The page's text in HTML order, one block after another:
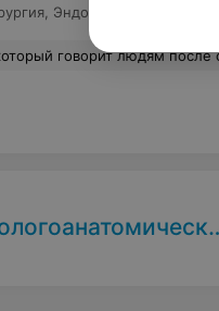
Эндоскопия
на гормональных таблетках, худеть и после этого только
бюро